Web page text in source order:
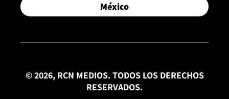
México
© 2026, RCN MEDIOS. TODOS LOS DERECHOS
RESERVADOS.